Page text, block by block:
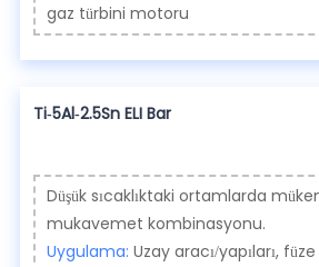
gaz türbini motoru
Ti-5Al-2.5Sn ELI Bar
Düşük sıcaklıktaki ortamlarda
mukavemet kombinasyonu.
Uygulama: Uzay aracı/yapıları,